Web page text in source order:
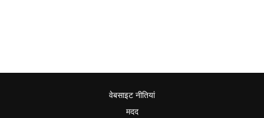
वेबसाइट नीतियां
मदद